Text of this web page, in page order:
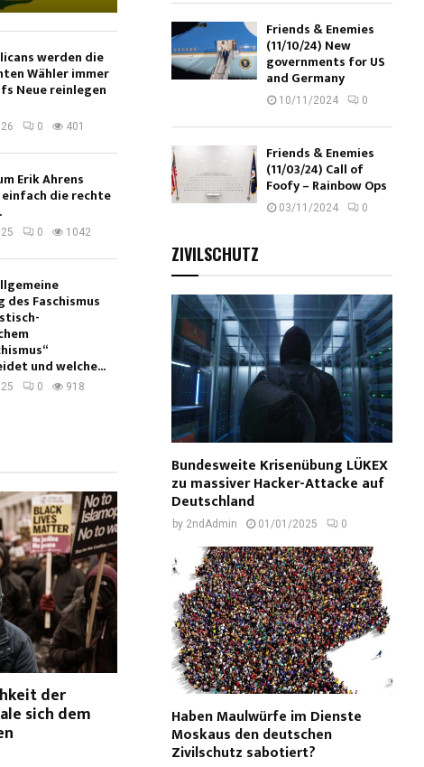
werden die
Wähler immer
Neue reinlegen
0 401
Erik Ahrens
die rechte
0 1042
des Faschismus
und welche...
0 918
der
sich dem
Friends & Enemies
(11/10/24) New
governments for US
and Germany
10/11/2024 0
Friends & Enemies
(11/03/24) Call of
Foofy – Rainbow Ops
03/11/2024 0
ZIVILSCHUTZ
Bundesweite Krisenübung LÜKEX
zu massiver Hacker-Attacke auf
Deutschland
by 2ndAdmin 01/01/2025 0
Haben Maulwürfe im Dienste
Moskaus den deutschen
Zivilschutz sabotiert?